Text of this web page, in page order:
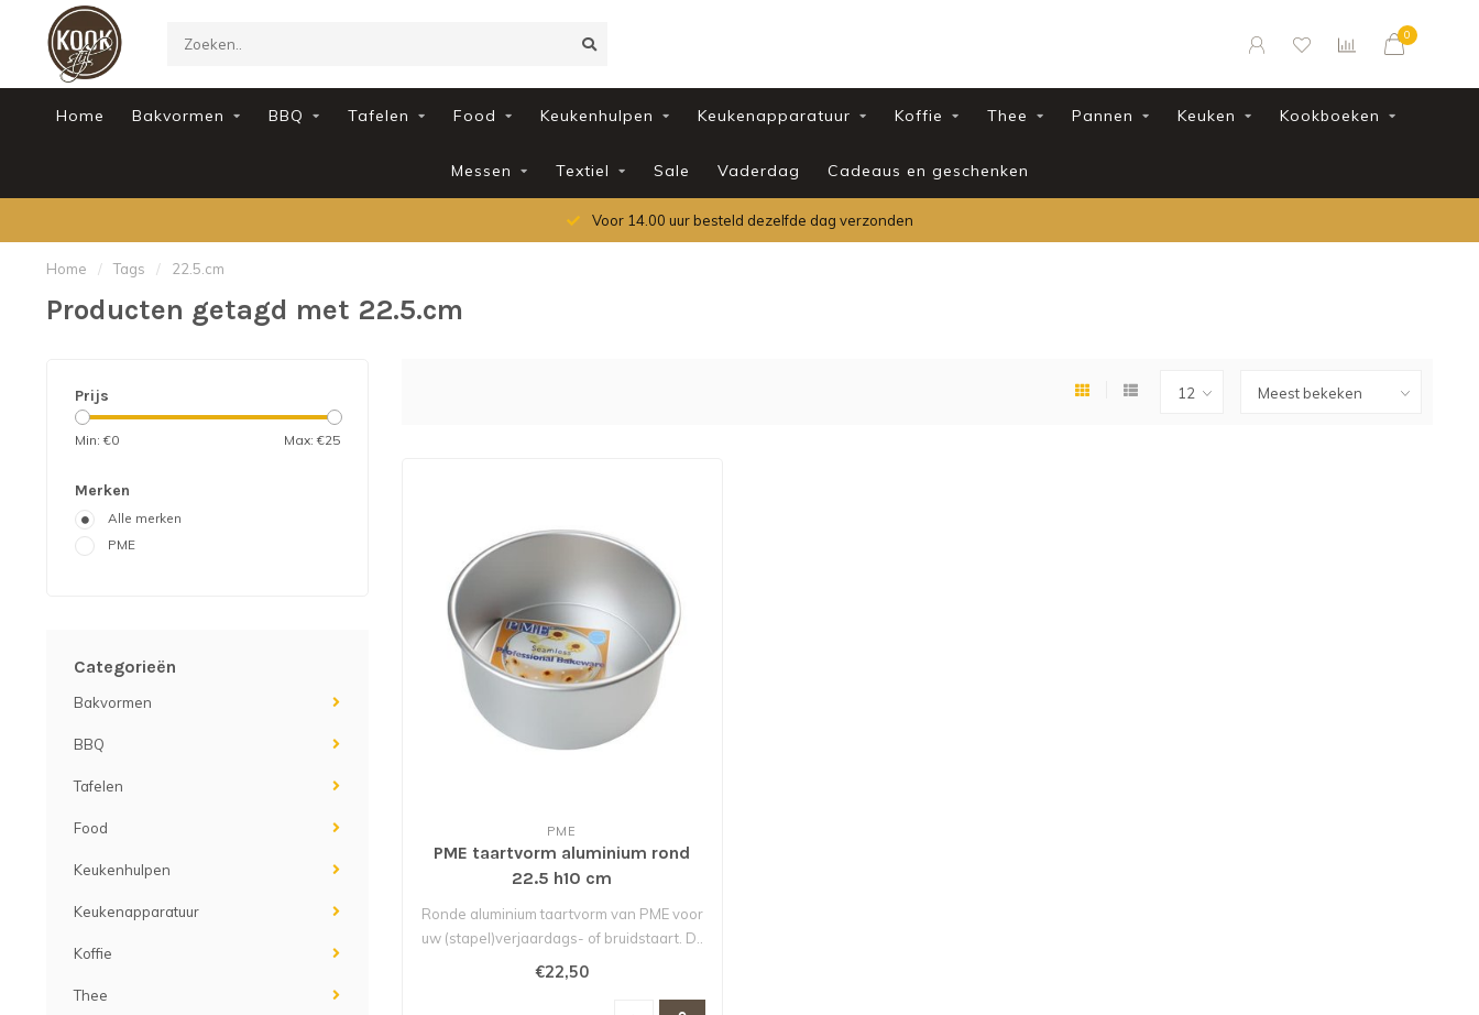
0
Home Bakvormen BBQ Tafelen Food Keukenhulpen Keukenapparatuur Koffie Thee Pannen Keuken Kookboeken
Messen Textiel Sale Vaderdag Cadeaus en geschenken
Voor 14.00 uur besteld dezelfde dag verzonden
Home / Tags / 22.5.cm
Producten getagd met 22.5.cm
Prijs
Min: €0 Max: €25
Merken
Alle merken
PME
Categorieën
Bakvormen
BBQ
Tafelen
Food
Keukenhulpen
Keukenapparatuur
Koffie
Thee
PME
PME taartvorm aluminium rond
22.5 h10 cm
Ronde aluminium taartvorm van PME voor
uw (stapel)verjaardags- of bruidstaart. D..
€22,50